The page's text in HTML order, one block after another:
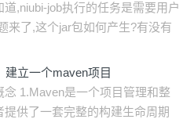
,niubi-job执行的任务是需要用户
来了,这个jar包如何产生?有没有
立一个maven项目
1.Maven是一个项目管理和整
供了一套完整的构建生命周期